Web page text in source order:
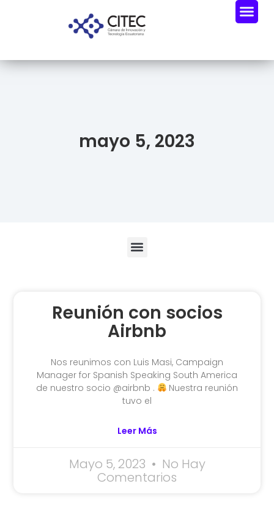
mayo 5, 2023
Reunión con socios
Airbnb
Nos reunimos con Luis Masi, Campaign
Manager for Spanish Speaking South America
de nuestro socio @airbnb .
Nuestra reunión
tuvo el
Leer Más
Mayo 5, 2023 No Hay
Comentarios